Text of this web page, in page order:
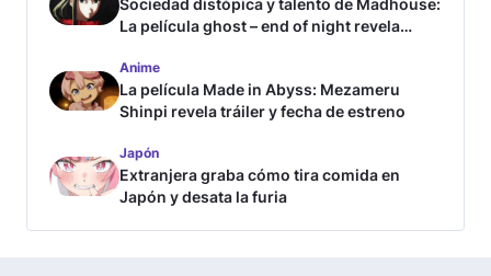
Sociedad distópica y talento de Madhouse:
La película ghost – end of night revela
Anime
La película Made in Abyss: Mezameru
Shinpi revela tráiler y fecha de estreno
Japón
Extranjera graba cómo tira comida en
Japón y desata la furia